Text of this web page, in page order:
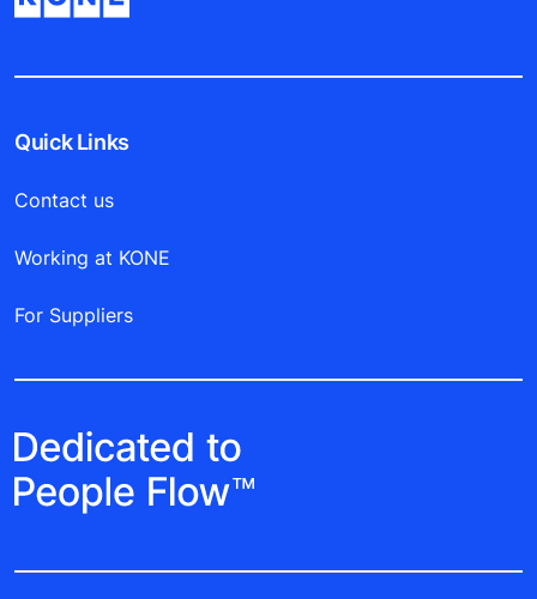
Quick Links
Contact us
Working at KONE
For Suppliers